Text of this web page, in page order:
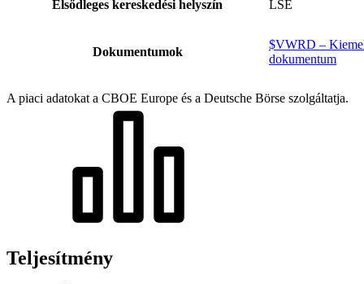
Elsődleges kereskedési helyszín LSE
Dokumentumok
$VWRD –
dokumentum
A piaci adatokat a CBOE Europe és a Deutsche Börse szolgáltatja.
Teljesítmény